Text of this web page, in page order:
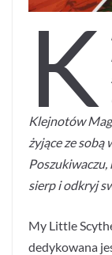
K
Klejnotów
żyjące ze
Poszukiwaczu,
sierp i odkryj
My Little
dedykowana